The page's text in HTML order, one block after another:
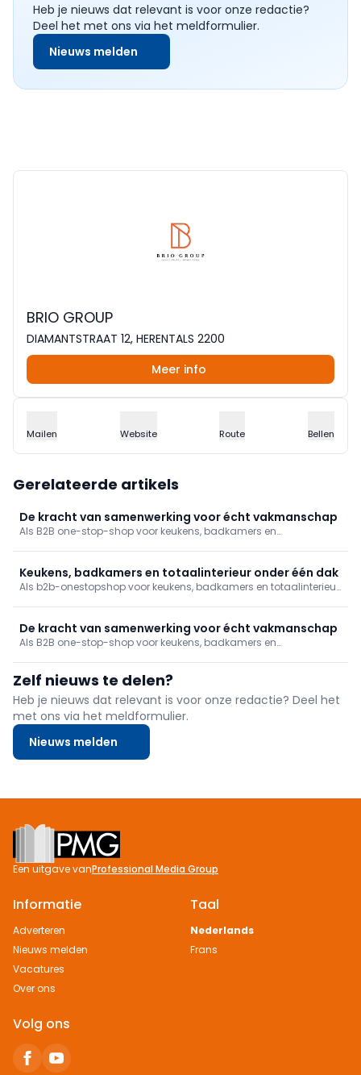
Heb je nieuws dat relevant is voor onze redactie?
Deel het met ons via het meldformulier.
Nieuws melden
BRIO GROUP
DIAMANTSTRAAT 12, HERENTALS 2200
Meer info
Mailen Website Route Bellen
Gerelateerde artikels
De kracht van samenwerking voor écht vakmanschap
Als B2B one-stop-shop voor keukens, badkamers en
de kennis van de vakman samen met de kracht van de keten.
Keukens, badkamers en totaalinterieur onder één dak
Als b2b-onestopshop voor keukens, badkamers en totaalinterieur
vakman samen met de kracht van de keten.
De kracht van samenwerking voor écht vakmanschap
Als B2B one-stop-shop voor keukens, badkamers en
de kennis van de vakman samen met de kracht van de keten.
Zelf nieuws te delen?
Heb je nieuws dat relevant is voor onze redactie? Deel het
met ons via het meldformulier.
Nieuws melden
Footer
Een uitgave vanProfessional Media Group
Informatie
Adverteren
Nieuws melden
Vacatures
Over ons
Taal
Nederlands
Frans
Volg ons